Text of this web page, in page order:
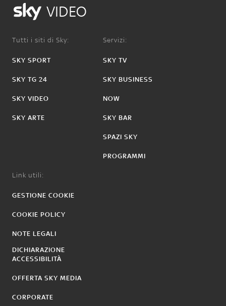
VIDEO
Tutti i siti di Sky:
SKY SPORT
SKY TG 24
SKY VIDEO
SKY ARTE
Servizi:
SKY TV
SKY BUSINESS
NOW
SKY BAR
SPAZI SKY
PROGRAMMI
Link utili:
GESTIONE COOKIE
COOKIE POLICY
NOTE LEGALI
DICHIARAZIONE
ACCESSIBILITÀ
OFFERTA SKY MEDIA
CORPORATE